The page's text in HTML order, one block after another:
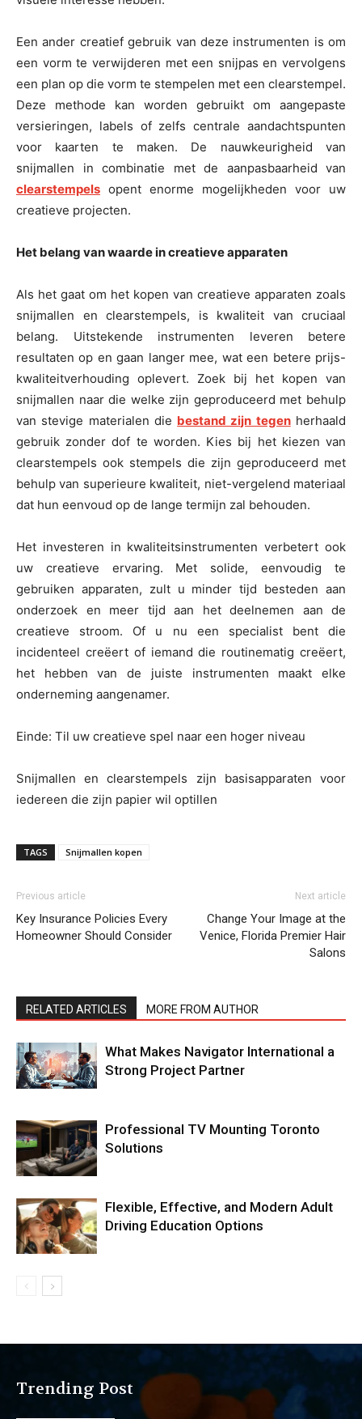
Een ander creatief gebruik van deze instrumenten is om
een ​​vorm te verwijderen met een snijpas en vervolgens
een plan op die vorm te stempelen met een clearstempel.
Deze methode kan worden gebruikt om aangepaste
versieringen, labels of zelfs centrale aandachtspunten
voor kaarten te maken. De nauwkeurigheid van
snijmallen in combinatie met de aanpasbaarheid van
clearstempels opent enorme mogelijkheden voor uw
creatieve projecten.
Het belang van waarde in creatieve apparaten
Als het gaat om het kopen van creatieve apparaten zoals
snijmallen en clearstempels, is kwaliteit van cruciaal
belang. Uitstekende instrumenten leveren betere
resultaten op en gaan langer mee, wat een betere prijs-
kwaliteitverhouding oplevert. Zoek bij het kopen van
snijmallen naar die welke zijn geproduceerd met behulp
van stevige materialen die bestand zijn tegenherhaald
gebruik zonder dof te worden. Kies bij het kiezen van
clearstempels ook stempels die zijn geproduceerd met
behulp van superieure kwaliteit, niet-vergelend materiaal
dat hun eenvoud op de lange termijn zal behouden.
Het investeren in kwaliteitsinstrumenten verbetert ook
uw creatieve ervaring. Met solide, eenvoudig te
gebruiken apparaten, zult u minder tijd besteden aan
onderzoek en meer tijd aan het deelnemen aan de
creatieve stroom. Of u nu een specialist bent die
incidenteel creëert of iemand die routinematig creëert,
het hebben van de juiste instrumenten maakt elke
onderneming aangenamer.
Einde: Til uw creatieve spel naar een hoger niveau
Snijmallen en clearstempels zijn basisapparaten voor
iedereen die zijn papier wil optillen
TAGS Snijmallen kopen
Previous article
Key Insurance Policies Every
Homeowner Should Consider
Next article
Change Your Image at the
Venice, Florida Premier Hair
Salons
RELATED ARTICLES MORE FROM AUTHOR
What Makes Navigator International a
Strong Project Partner
Professional TV Mounting Toronto
Solutions
Flexible, Effective, and Modern Adult
Driving Education Options
Trending Post